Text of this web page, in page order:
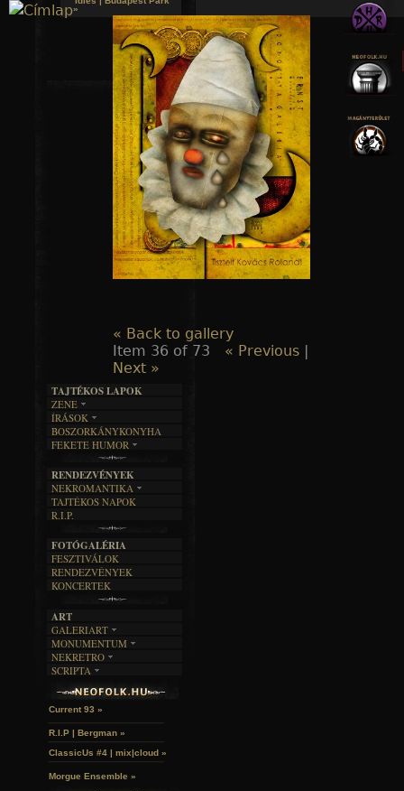
Jump to navigation
« Back to gallery
Item 36 of 73
« Previous |
Next »
TAJTÉKOS LAPOK
ZENE
EGYÜTTESEK
INTERJÚK
FORDÍTÁSOK
DALSZÖVEGEK
ÍRÁSOK
IRODALOM
FILM
MŰVÉSZET
ÍRÁSTÖRTÉNET
BOSZORKÁNYKONYHA
FEKETE HUMOR
SZÖVEGES
RENDEZVÉNYEK
NEKROMANTIKA
AKTUÁLIS
A MÚLT
TAJTÉKOS NAPOK
R.I.P.
FOTÓGALÉRIA
FESZTIVÁLOK
RENDEZVÉNYEK
KONCERTEK
ART
GALERIART
ARTGALERI
KÉPREGÉNYEK
LAKÁSKULTS
MONUMENTUM
TEMETŐK
TEMPLOMOK
VÁRAK
HELYEK
NEKRETRO
SZUBKULT
FEKETE LYUK
RELIKVIÁK
SCRIPTA
NOVELLÁK
»
Current 93 »
R.I.P | Bergman »
ClassicUs #4 | mix|cloud »
Morgue Ensemble »